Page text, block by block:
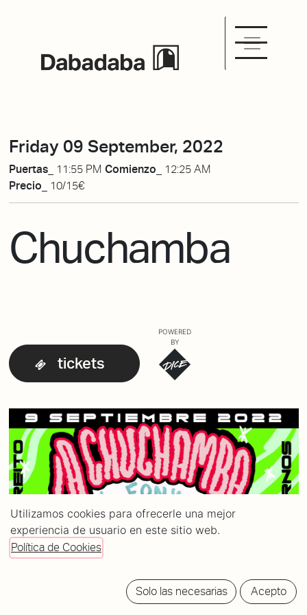
Friday 09 September, 2022
Puertas_ 11:55 PM Comienzo_
12:25 AM
Precio_
10/15€
Chuchamba
tickets
POWERED
BY
Utilizamos cookies para ofrecerle una mejor
experiencia de usuario en este sitio web.
Política de Cookies
Solo las necesarias Acepto